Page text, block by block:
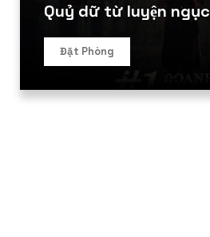
Quỷ dữ từ luyện ngục
Đặt Phòng